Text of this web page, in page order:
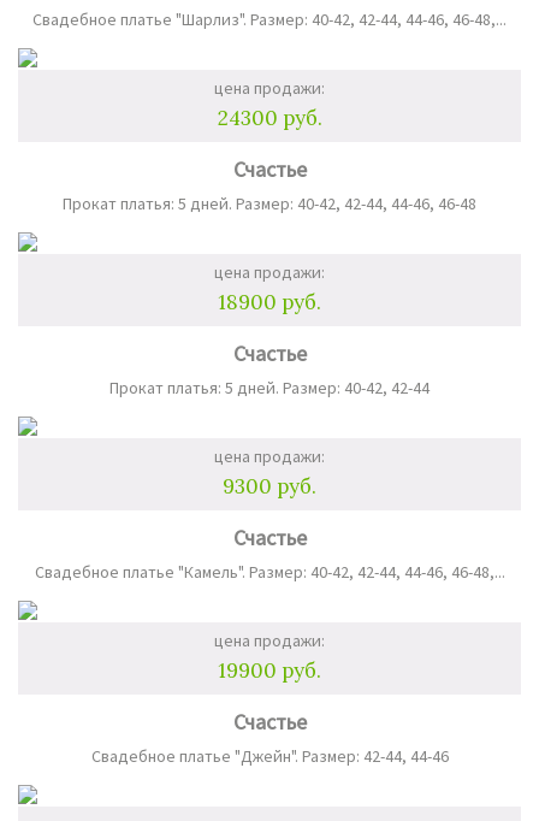
Свадебное платье "Шарлиз". Размер: 40-42, 42-44, 44-46, 46-48,...
цена продажи:
24300 руб.
Счастье
Прокат платья: 5 дней. Размер: 40-42, 42-44, 44-46, 46-48
цена продажи:
18900 руб.
Счастье
Прокат платья: 5 дней. Размер: 40-42, 42-44
цена продажи:
9300 руб.
Счастье
Свадебное платье "Камель". Размер: 40-42, 42-44, 44-46, 46-48,...
цена продажи:
19900 руб.
Счастье
Свадебное платье "Джейн". Размер: 42-44, 44-46